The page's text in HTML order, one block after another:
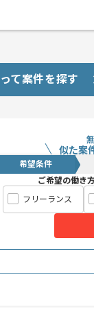
て案件を探す
似た案
希望条件
ご希望の働き
フリーランス